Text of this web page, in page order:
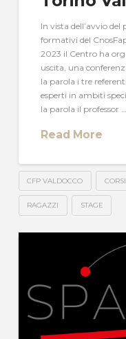
In vista dell’avvio del
formativi del
2023 il Centro ha
uscita, una
la parola i tre
esperti in ambiti
la parola il professor …
Read More
CFP VALDOCCO CORSI
RAGAZZI STAGE